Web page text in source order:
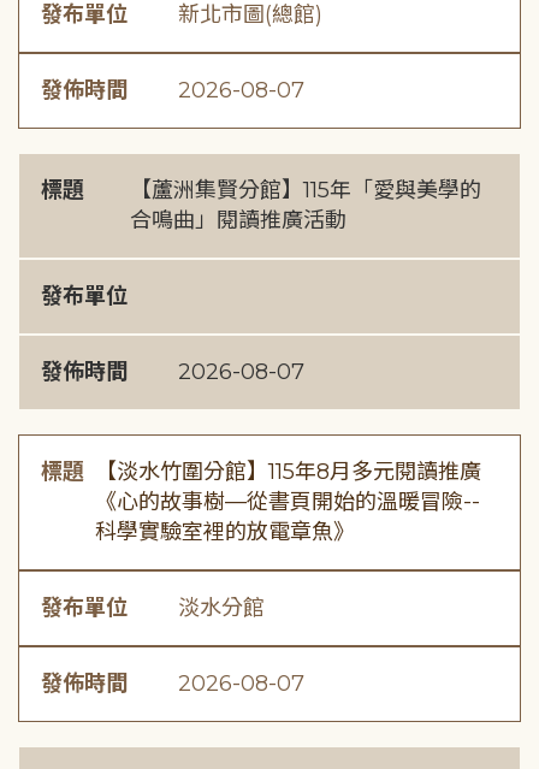
發布單位 新北市圖(總館)
發佈時間 2026-08-07
標題
【蘆洲集賢分館】115年「愛與美學的
合鳴曲」閱讀推廣活動
發布單位
發佈時間 2026-08-07
標題
【淡水竹圍分館】115年8月多元閱讀推廣
《心的故事樹—從書頁開始的溫暖冒險--
科學實驗室裡的放電章魚》
發布單位 淡水分館
發佈時間 2026-08-07